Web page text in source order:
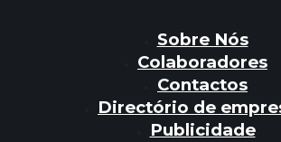
Sobre Nós
Colaboradores
Contactos
Directório de
Publicidade